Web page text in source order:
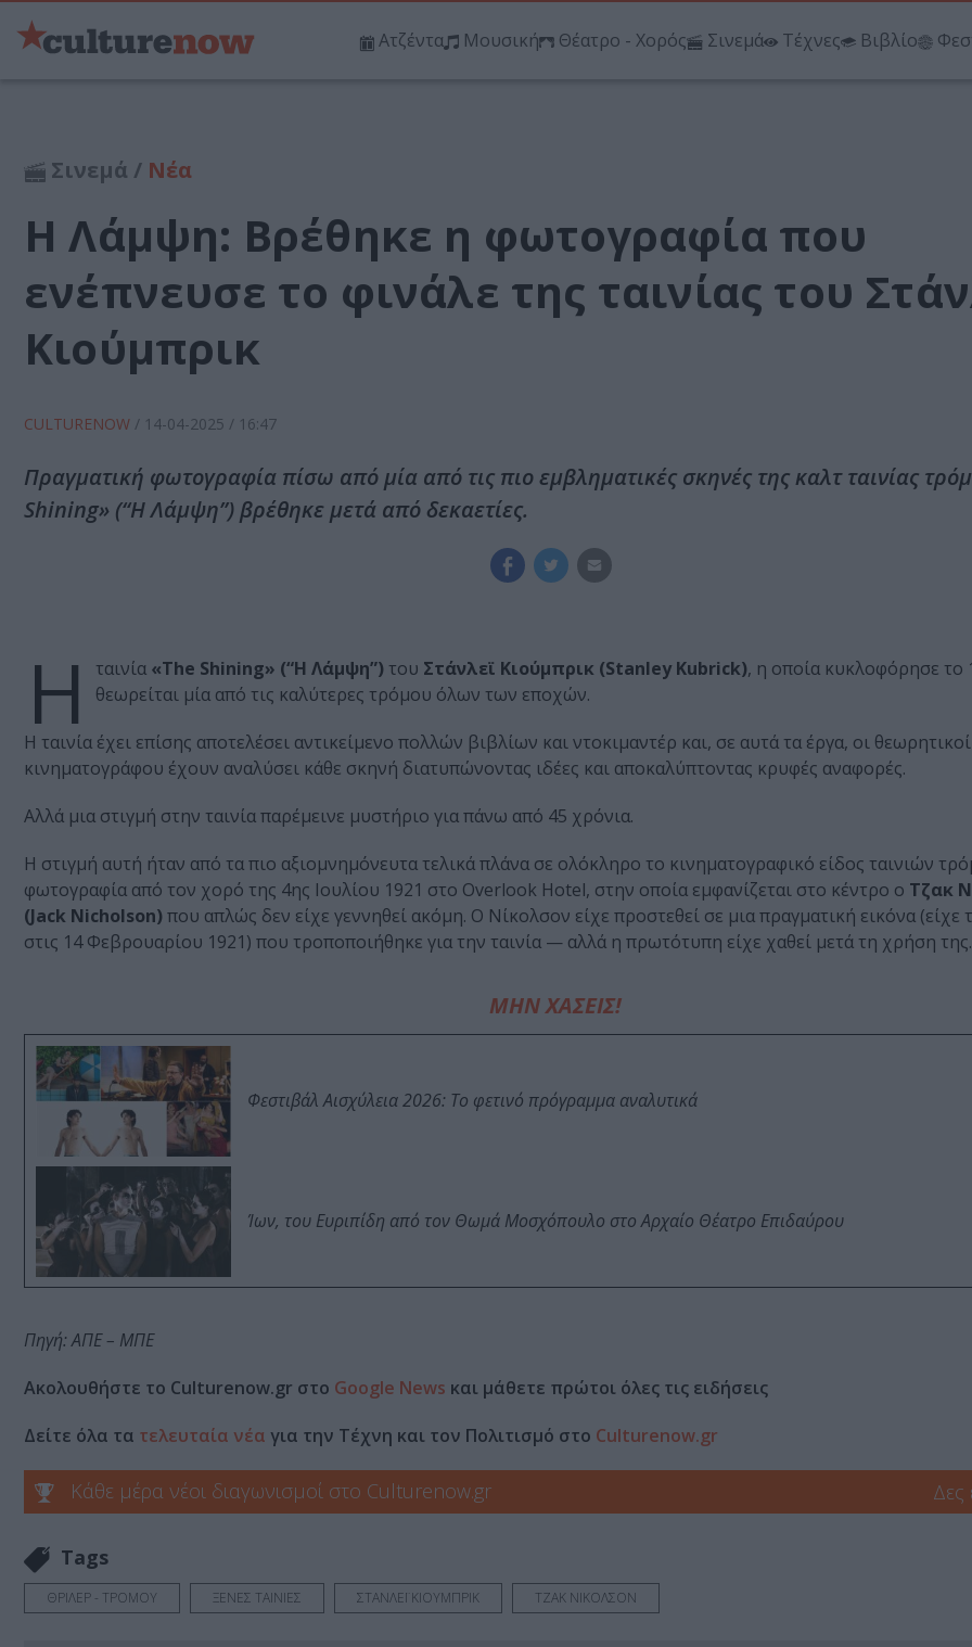
Ατζέντα Μουσική Θέατρο - Χορός Σινεμά Τέχνες Βιβλίο
Σινεμά / Νέα
Η Λάμψη: Βρέθηκε η φωτογραφία που
ενέπνευσε το φινάλε της ταινίας του
Κιούμπρικ
CULTURENOW / 14-04-2025 / 16:47
Πραγματική φωτογραφία πίσω από μία από τις πιο εμβληματικές σκηνές της καλτ ταινίας
Shining» (“Η Λάμψη”) βρέθηκε μετά από δεκαετίες.
Η ταινία «The Shining» (“Η Λάμψη”) του Στάνλεϊ Κιούμπρικ (Stanley Kubrick), η οποία κυκλοφόρησε το
θεωρείται μία από τις καλύτερες τρόμου όλων των εποχών.
Η ταινία έχει επίσης αποτελέσει αντικείμενο πολλών βιβλίων και ντοκιμαντέρ και, σε αυτά τα έργα, οι
κινηματογράφου έχουν αναλύσει κάθε σκηνή διατυπώνοντας ιδέες και αποκαλύπτοντας κρυφές αναφορές.
Αλλά μια στιγμή στην ταινία παρέμεινε μυστήριο για πάνω από 45 χρόνια.
Η στιγμή αυτή ήταν από τα πιο αξιομνημόνευτα τελικά πλάνα σε ολόκληρο το κινηματογραφικό είδος ταινιών
φωτογραφία από τον χορό της 4ης Ιουλίου 1921 στο Overlook Hotel, στην οποία εμφανίζεται στο κέντρο ο Τζακ
(Jack Nicholson) που απλώς δεν είχε γεννηθεί ακόμη. Ο Νίκολσον είχε προστεθεί σε μια πραγματική εικόνα (είχε
στις 14 Φεβρουαρίου 1921) που τροποποιήθηκε για την ταινία — αλλά η πρωτότυπη είχε χαθεί μετά τη χρήση της.
ΜΗΝ ΧΑΣΕΙΣ!
Φεστιβάλ Αισχύλεια 2026: Το φετινό πρόγραμμα αναλυτικά
Ίων, του Ευριπίδη από τον Θωμά Μοσχόπουλο στο Αρχαίο Θέατρο Επιδαύρου
Πηγή: ΑΠΕ – ΜΠΕ
Ακολουθήστε το Culturenow.gr στο Google News και μάθετε πρώτοι όλες τις ειδήσεις
Δείτε όλα τα τελευταία νέα για την Τέχνη και τον Πολιτισμό στο Culturenow.gr
Κάθε μέρα νέοι διαγωνισμοί στο Culturenow.gr Δες
Tags
ΘΡΙΛΕΡ - ΤΡΟΜΟΥ ΞΕΝΕΣ ΤΑΙΝΙΕΣ ΣΤΑΝΛΕΪ ΚΙΟΥΜΠΡΙΚ ΤΖΑΚ ΝΙΚΟΛΣΟΝ